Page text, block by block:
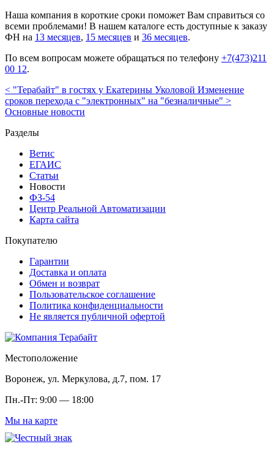
Наша компания в короткие сроки поможет Вам справиться со
всеми проблемами! В нашем каталоге есть доступные к заказу
ФН на 13 месяцев, 15 месяцев и 36 месяцев.
По всем вопросам можете обращаться по телефону +7(473)211
00 12.
< "Терабайт" в гостях у Екатерины Уколовой Изменение
сроков перехода с "электронных" на "безналичные" >
Основные новости
Разделы
Ветис
ЕГАИС
Статьи
Новости
ФЗ-54
Центр Реальной Автоматизации
Карта сайта
Покупателю
Гарантии
Доставка и оплата
Обмен и возврат
Пользовательское соглашение
Политика конфиденциальности
Не является публичной офертой
Местоположение
Воронеж, ул. Меркулова, д.7, пом. 17
Пн.-Пт: 9:00 — 18:00
Мы на карте